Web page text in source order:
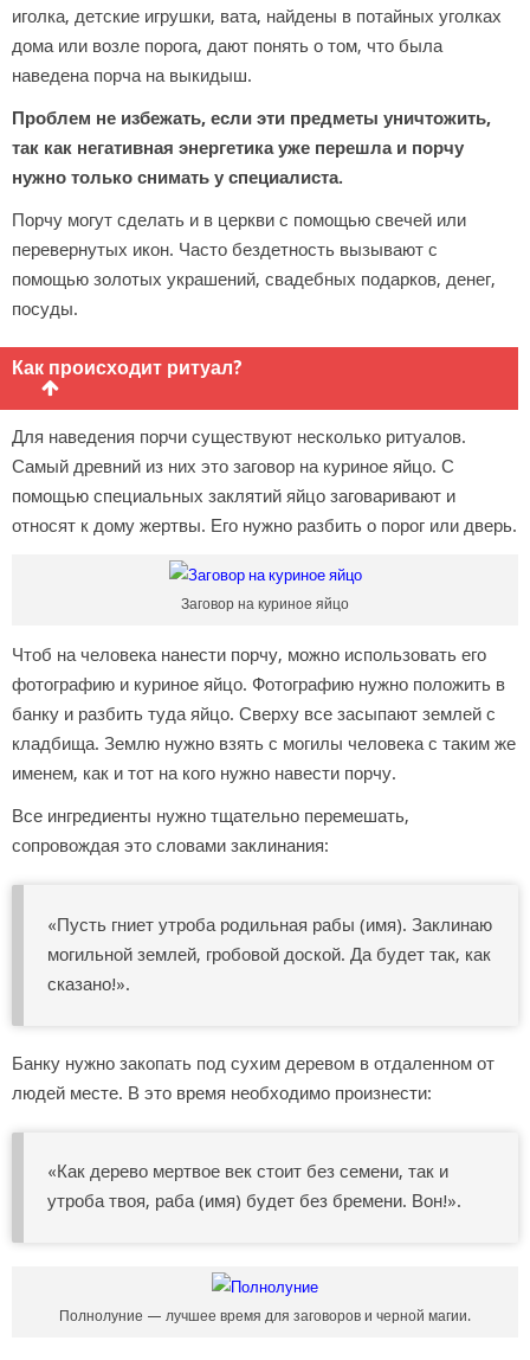
иголка, детские игрушки, вата, найдены в потайных уголках
дома или возле порога, дают понять о том, что была
наведена порча на выкидыш.
Проблем не избежать, если эти предметы уничтожить,
так как негативная энергетика уже перешла и порчу
нужно только снимать у специалиста.
Порчу могут сделать и в церкви с помощью свечей или
перевернутых икон. Часто бездетность вызывают с
помощью золотых украшений, свадебных подарков, денег,
посуды.
Как происходит ритуал?
Для наведения порчи существуют несколько ритуалов.
Самый древний из них это заговор на куриное яйцо. С
помощью специальных заклятий яйцо заговаривают и
относят к дому жертвы. Его нужно разбить о порог или дверь.
Заговор на куриное яйцо
Чтоб на человека нанести порчу, можно использовать его
фотографию и куриное яйцо. Фотографию нужно положить в
банку и разбить туда яйцо. Сверху все засыпают землей с
кладбища. Землю нужно взять с могилы человека с таким же
именем, как и тот на кого нужно навести порчу.
Все ингредиенты нужно тщательно перемешать,
сопровождая это словами заклинания:
«Пусть гниет утроба родильная рабы (имя). Заклинаю
могильной землей, гробовой доской. Да будет так, как
сказано!».
Банку нужно закопать под сухим деревом в отдаленном от
людей месте. В это время необходимо произнести:
«Как дерево мертвое век стоит без семени, так и
утроба твоя, раба (имя) будет без бремени. Вон!».
Полнолуние — лучшее время для заговоров и черной магии.